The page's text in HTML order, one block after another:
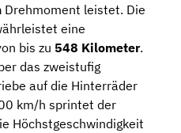
Drehmoment leistet. Die
eine
bis zu 548 Kilometer.
das zweistufig
auf die Hinterräder
km/h sprintet der
Höchstgeschwindigkeit